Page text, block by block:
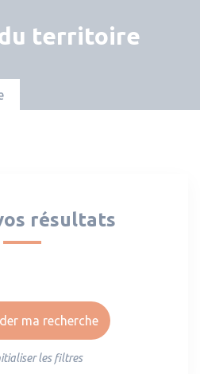
territoire
résultats
ma recherche
les filtres